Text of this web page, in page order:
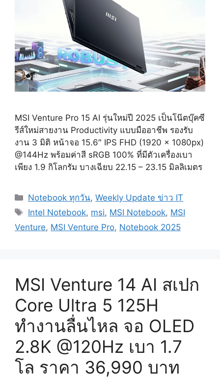
MSI Venture Pro 15 AI รุ่นใหม่ปี 2025 เป็นโน๊ตบุ๊คซี
รีส์ใหม่สายงาน Productivity แบบมืออาชีพ รองรับ
งาน 3 มิติ หน้าจอ 15.6″ IPS FHD (1920 x 1080px)
@144Hz พร้อมค่าสี sRGB 100% ที่มีตัวเครื่องเบา
เพียง 1.9 กิโลกรัม บางเฉียบ 22.15 – 23.15 มิลลิเมตร
Categories
Notebook ทุกวัน,Weekly Update ข่าว IT
Tags
Intel Notebook, msi, MSI Notebook, MSI
Venture, MSI Venture Pro, Notebook 2025
MSI Venture 14 AI สเปก
Core Ultra 5 125H
ทำงานลื่นไหล จอ OLED
2.8K @120Hz เบา 1.7
โล ราคา 36,990 บาท